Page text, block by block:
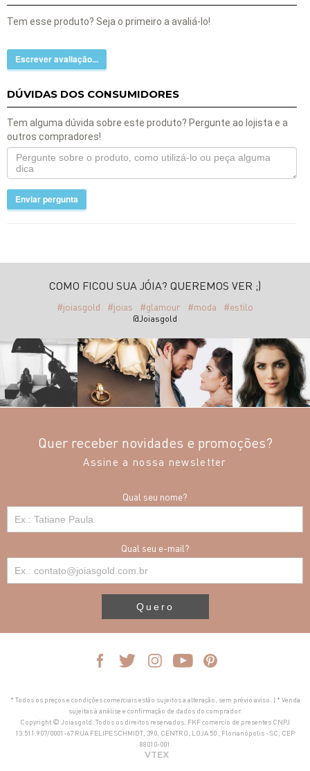
Tem esse produto? Seja o primeiro a avaliá-lo!
Escrever avaliação...
DÚVIDAS DOS CONSUMIDORES
Tem alguma dúvida sobre este produto? Pergunte ao lojista e a
outros compradores!
Enviar pergunta
COMO FICOU SUA JÓIA? QUEREMOS VER ;)
#joiasgold #joias #glamour #moda #estilo
@Joiasgold
Quer receber novidades e promoções?
Assine a nossa newsletter
Qual seu nome?
Qual seu e-mail?
Quero
* Todos os preços e condições comerciais estão sujeitos a alteração, sem prévio aviso. | * Venda
sujeitas à análise e confirmação de dados do comprador.
Copyright © Joiasgold. Todos os direitos reservados. FKF comercio de presentes CNPJ
13.511.907/0001-67 RUA FELIPE SCHMIDT, 390, CENTRO, LOJA 50 , Florianópolis - SC, CEP
88010-001
VTEX